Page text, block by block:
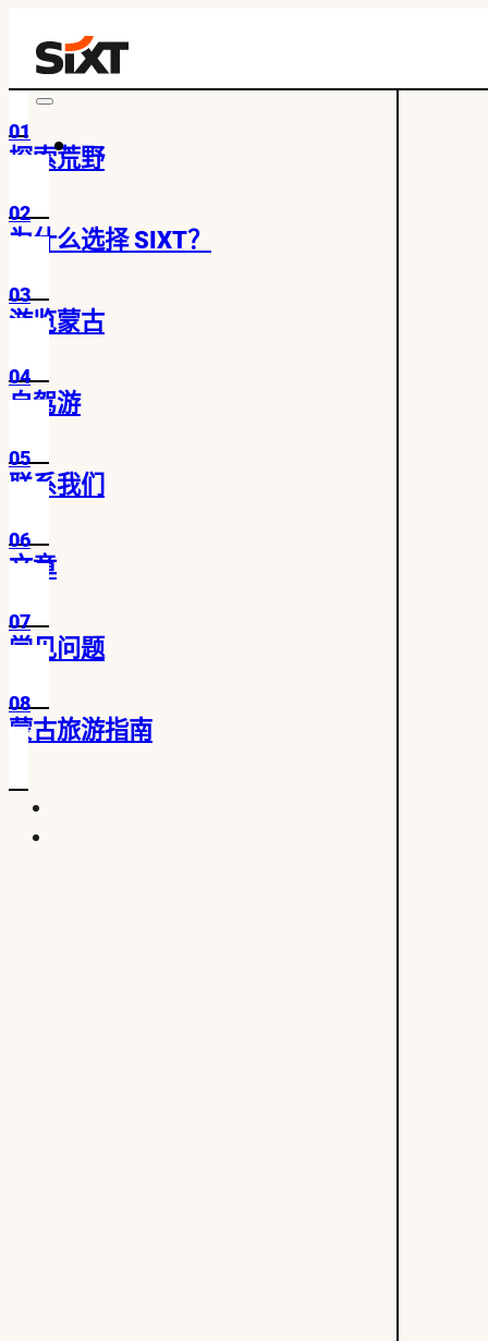
01
探索荒野
02
为什么选择 SIXT？
03
游览蒙古
04
自驾游
05
联系我们
06
文章
07
常见问题
08
蒙古旅游指南